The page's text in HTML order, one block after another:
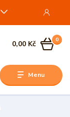
Menu
0
0,00 Kč